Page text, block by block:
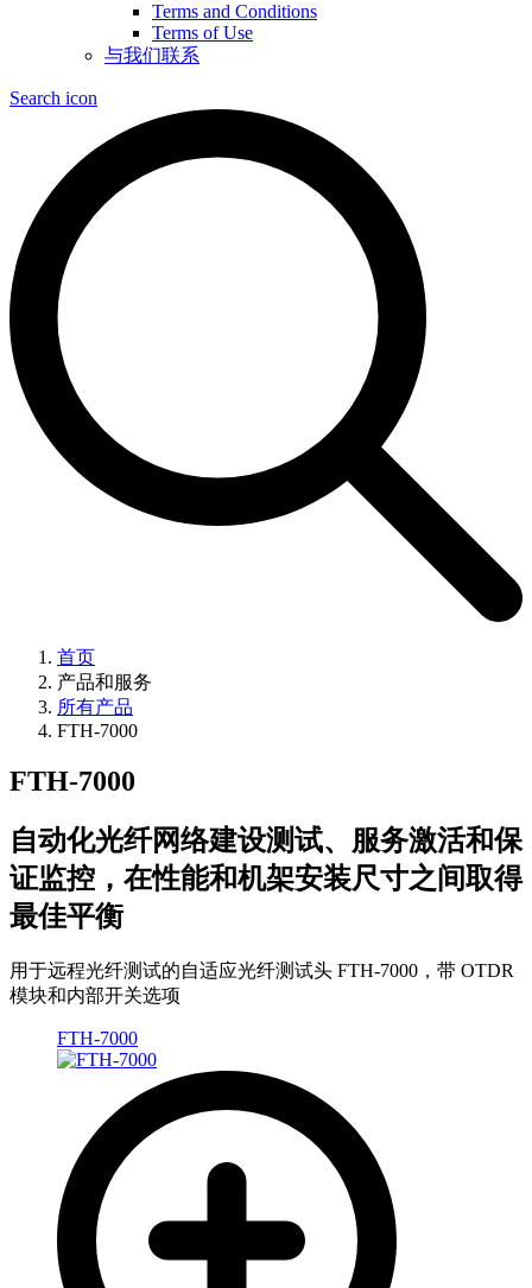
Terms and Conditions
Terms of Use
与我们联系
Search icon
首页
产品和服务
所有产品
FTH-7000
FTH-7000
自动化光纤网络建设测试、服务激活和保
证监控，在性能和机架安装尺寸之间取得
最佳平衡
用于远程光纤测试的自适应光纤测试头 FTH-7000，带 OTDR
模块和内部开关选项
FTH-7000